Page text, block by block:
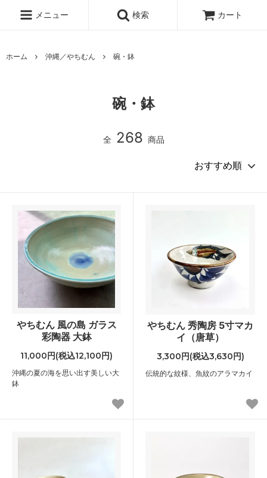
メニュー 検索 カート
ホーム 沖縄／やちむん 碗・鉢
碗・鉢
全 268 商品
やちむん 風の島 ガラス
彩陶器 大鉢
11,000円(税込12,100円)
沖縄の夏の海を思い出す美しい大
鉢
やちむん 秀陶房 5寸マカ
イ（唐草）
3,300円(税込3,630円)
伝統的な紋様、魚紋のアラマカイ